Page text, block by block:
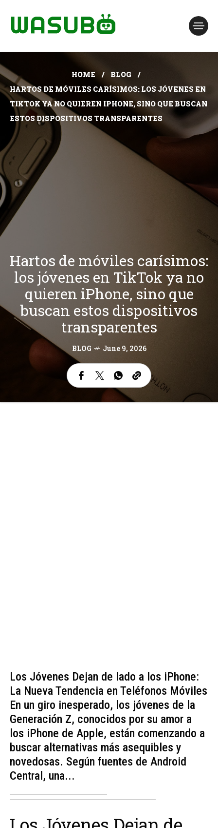
HOME
BLOG
HARTOS DE MÓVILES CARÍSIMOS: LOS JÓVENES EN
TIKTOK YA NO QUIEREN IPHONE, SINO QUE BUSCAN
ESTOS DISPOSITIVOS TRANSPARENTES
Hartos de móviles carísimos:
los jóvenes en TikTok ya no
quieren iPhone, sino que
buscan estos dispositivos
transparentes
BLOG June 9, 2026
Los Jóvenes Dejan de lado a los iPhone:
La Nueva Tendencia en Teléfonos Móviles
En un giro inesperado, los jóvenes de la
Generación Z, conocidos por su amor a
los iPhone de Apple, están comenzando a
buscar alternativas más asequibles y
novedosas. Según fuentes de Android
Central, una...